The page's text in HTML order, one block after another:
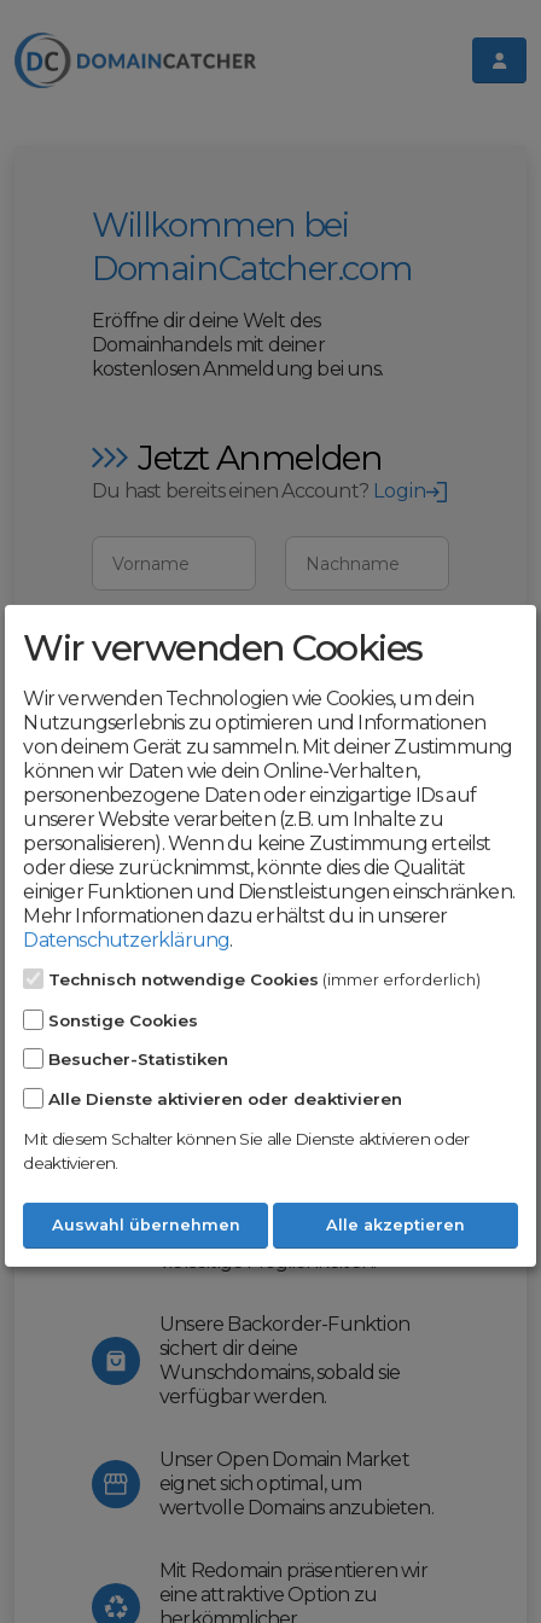
Willkommen bei
DomainCatcher.com
Eröffne dir deine Welt des
Domainhandels mit deiner
kostenlosen Anmeldung bei uns.
Jetzt Anmelden
Du hast bereits einen Account? Login
Vorname Nachname
E-Mail
Mit deiner Registrierung bestätigst du,
dass du dieAGBund
Datenschutzerklärung akzeptierst
Weiter
Werde jetzt Teil der
DomainCatcher-
Community!
Nutze unsere Erfahrung und profitiere
erleichtern wir dir den
Domainhandel und bieten dir
vielseitige Möglichkeiten.
Unsere Backorder-Funktion
sichert dir deine
Wunschdomains, sobald sie
verfügbar werden.
Unser Open Domain Market
eignet sich optimal, um
wertvolle Domains anzubieten.
Mit Redomain präsentieren wir
eine attraktive Option zu
Wir verwenden Cookies
Wir verwenden Technologien wie Cookies, um dein
Nutzungserlebnis zu optimieren und Informationen
von deinem Gerät zu sammeln. Mit deiner Zustimmung
können wir Daten wie dein Online-Verhalten,
personenbezogene Daten oder einzigartige IDs auf
unserer Website verarbeiten (z.B. um Inhalte zu
personalisieren). Wenn du keine Zustimmung erteilst
oder diese zurücknimmst, könnte dies die Qualität
einiger Funktionen und Dienstleistungen einschränken.
Mehr Informationen dazu erhältst du in unserer
Datenschutzerklärung.
Technisch notwendige Cookies (immer erforderlich)
Sonstige Cookies
Besucher-Statistiken
Alle Dienste aktivieren oder deaktivieren
Mit diesem Schalter können Sie alle Dienste aktivieren oder
deaktivieren.
Auswahl übernehmen Alle akzeptieren